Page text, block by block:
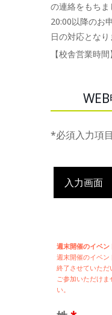
の連絡をもちま
20:00以降のお
日の対応となり
【校舎営業時間
*必須入力項目
入力画面
週末開催のイベン
週末開催のイベン
終了させていただ
ご参加いただけ
い。